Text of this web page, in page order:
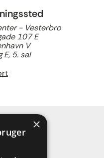
- Vesterbro
107 E
V
E, 5. sal
×